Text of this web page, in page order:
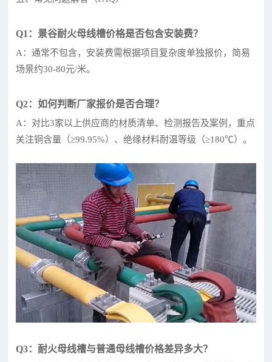
Q1：景谷耐火母线槽价格是否包含安装费？
A：通常不包含，安装费需根据项目复杂度单独报价，简易
场景约30-80元/米。
Q2：如何判断厂家报价是否合理？
A：对比3家以上供应商的材质清单、检测报告及案例，重点
关注铜含量（≥99.95%）、绝缘材料耐温等级（≥180℃）。
Q3：耐火母线槽与普通母线槽价格差异多大？